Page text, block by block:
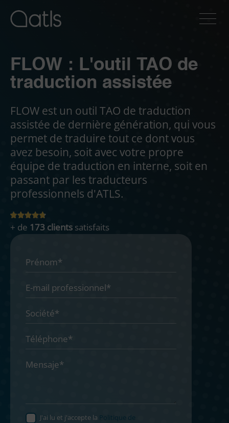
FLOW : L'outil TAO de
traduction assistée
FLOW est un outil TAO de traduction
assistée de dernière génération, qui vous
permet de traduire tout ce dont vous
avez besoin, soit avec votre propre
équipe de traduction en interne, soit en
passant par les traducteurs
professionnels d'ATLS.
+ de 173 clients satisfaits
J'ai lu et j'accepte la Politique de